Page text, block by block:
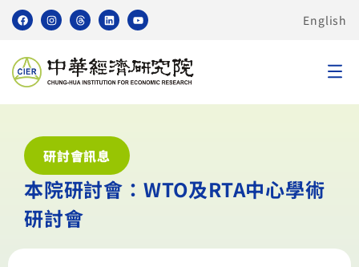
English
研討會訊息
本院研討會：WTO及RTA中心學術
研討會